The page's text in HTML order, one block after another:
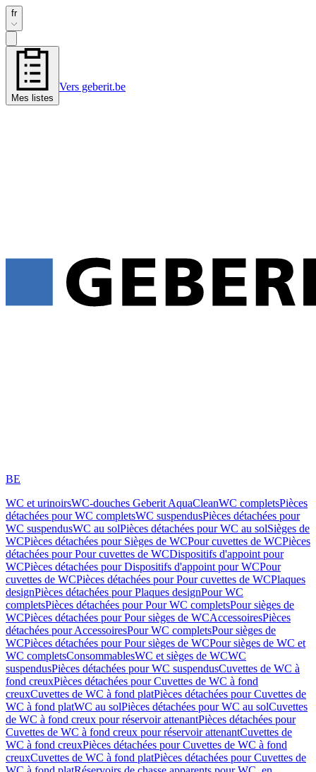
fr
Mes listes
Vers geberit.be
BE
WC et urinoirsWC-douches Geberit AquaCleanWC completsPièces
détachées pour WC completsWC suspendusPièces détachées pour
WC suspendusWC au solPièces détachées pour WC au solSièges de
WCPièces détachées pour Sièges de WCPour cuvettes de WCPièces
détachées pour Pour cuvettes de WCDispositifs d'appoint pour
WCPièces détachées pour Dispositifs d'appoint pour WCPour
cuvettes de WCPièces détachées pour Pour cuvettes de WCPlaques
designPièces détachées pour Plaques designPour WC
completsPièces détachées pour Pour WC completsPour sièges de
WCPièces détachées pour Pour sièges de WCAccessoiresPièces
détachées pour AccessoiresPour WC completsPour sièges de
WCPièces détachées pour Pour sièges de WCPour sièges de WC et
WC completsConsommablesWC et sièges de WCWC
suspendusPièces détachées pour WC suspendusCuvettes de WC à
fond creuxPièces détachées pour Cuvettes de WC à fond
creuxCuvettes de WC à fond platPièces détachées pour Cuvettes de
WC à fond platWC au solPièces détachées pour WC au solCuvettes
de WC à fond creux pour réservoir attenantPièces détachées pour
Cuvettes de WC à fond creux pour réservoir attenantCuvettes de
WC à fond creuxPièces détachées pour Cuvettes de WC à fond
creuxCuvettes de WC à fond platPièces détachées pour Cuvettes de